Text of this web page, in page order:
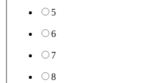
5
6
7
8